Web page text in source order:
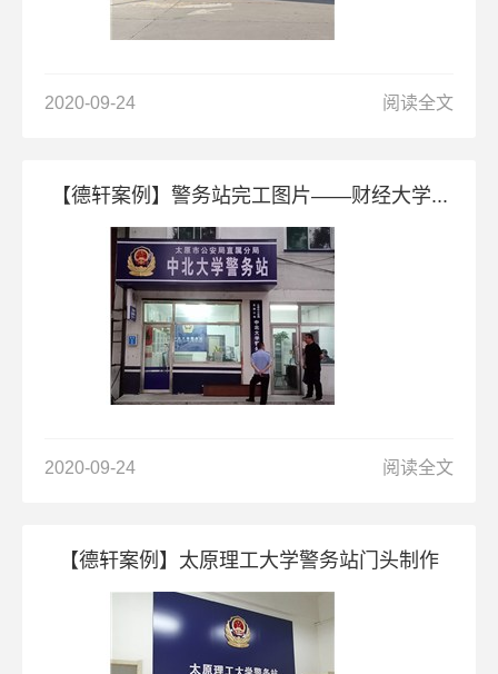
2020-09-24 阅读全文
【德轩案例】警务站完工图片——财经大学...
2020-09-24 阅读全文
【德轩案例】太原理工大学警务站门头制作